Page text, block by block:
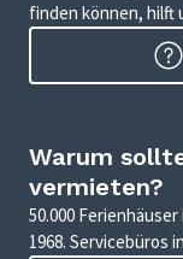
finden können, hilft
Warum
vermieten?
50.000
1968. Servicebüros